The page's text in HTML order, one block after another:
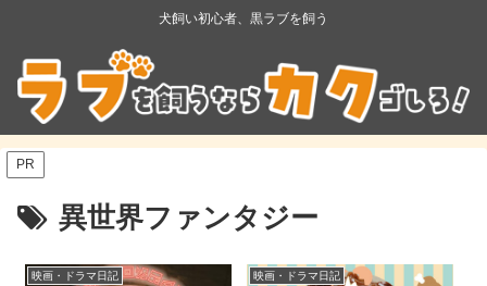
犬飼い初心者、黒ラブを飼う
PR
異世界ファンタジー
映画・ドラマ日記 映画・ドラマ日記